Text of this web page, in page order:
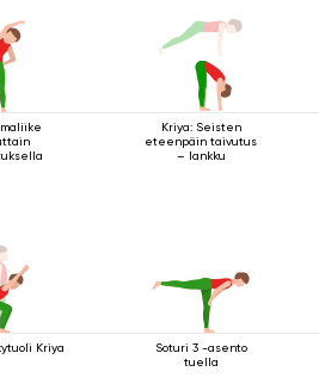
Kriya: Seisten
eteenpäin taivutus
– lankku
Kriya
Soturi 3 -asento
tuella